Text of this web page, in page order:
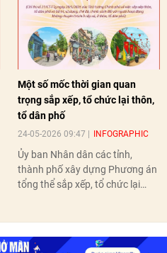
Một số mốc thời gian quan
trọng sắp xếp, tổ chức lại thôn,
tổ dân phố
24-05-2026 09:47 INFOGRAPHIC
Ủy ban Nhân dân các tỉnh,
thành phố xây dựng Phương án
tổng thể sắp xếp, tổ chức lại